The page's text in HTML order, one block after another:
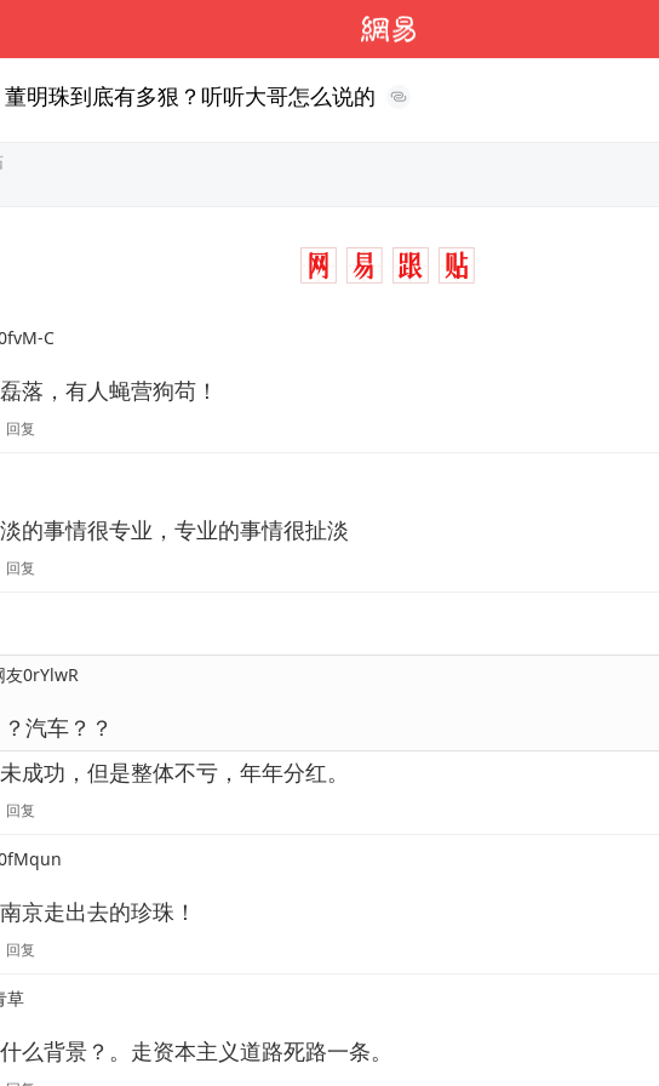
明珠到底有多狠？听听大哥怎么说的
C
落，有人蝇营狗苟！
回复
的事情很专业，专业的事情很扯淡
回复
友0rYlwR
汽车？？
成功，但是整体不亏，年年分红。
回复
京走出去的珍珠！
回复
草
么背景？。走资本主义道路死路一条。